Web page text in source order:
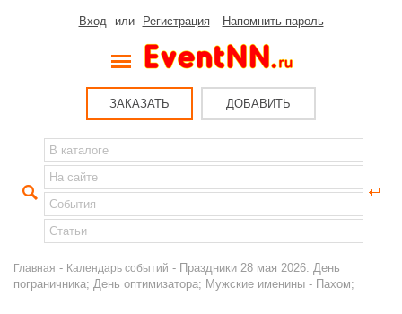
Вход или Регистрация Напомнить пароль
ЗАКАЗАТЬ ДОБАВИТЬ
Главная - Календарь событий - Праздники 28 мая 2026: День
пограничника; День оптимизатора; Мужские именины - Пахом;